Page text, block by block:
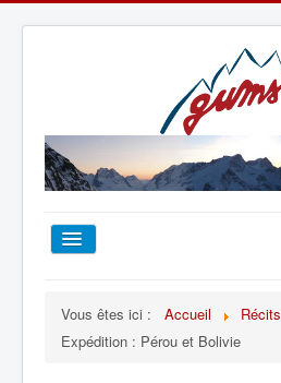
TOUT SUR LE GUMS
Vous êtes ici : Accueil
Récits
Expédition : Pérou et Bolivie